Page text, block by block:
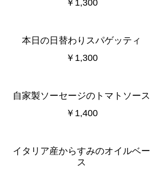
￥1,300
本日の日替わりスパゲッティ
￥1,300
自家製ソーセージのトマトソース
￥1,400
イタリア産からすみのオイルベー
ス